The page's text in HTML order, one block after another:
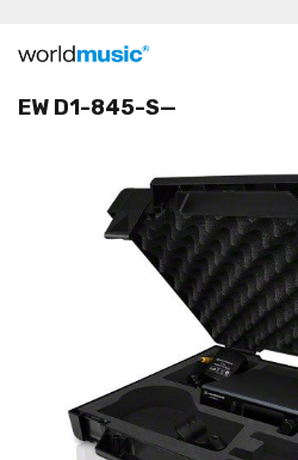
EW D1-845-S—